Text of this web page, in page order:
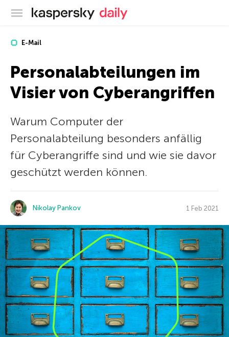
Offizieller Blog von Kaspersky
E-Mail
Personalabteilungen im
Visier von Cyberangriffen
Warum Computer der
Personalabteilung besonders anfällig
für Cyberangriffe sind und wie sie davor
geschützt werden können.
Nikolay Pankov 1 Feb 2021